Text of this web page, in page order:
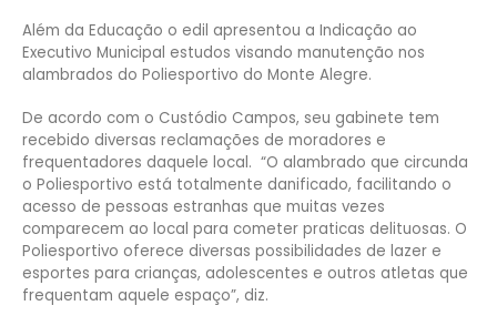
Além da Educação o edil apresentou a Indicação ao
Executivo Municipal estudos visando manutenção nos
alambrados do Poliesportivo do Monte Alegre.
De acordo com o Custódio Campos, seu gabinete tem
recebido diversas reclamações de moradores e
frequentadores daquele local. “O alambrado que circunda
o Poliesportivo está totalmente danificado, facilitando o
acesso de pessoas estranhas que muitas vezes
comparecem ao local para cometer praticas delituosas. O
Poliesportivo oferece diversas possibilidades de lazer e
esportes para crianças, adolescentes e outros atletas que
frequentam aquele espaço”, diz.